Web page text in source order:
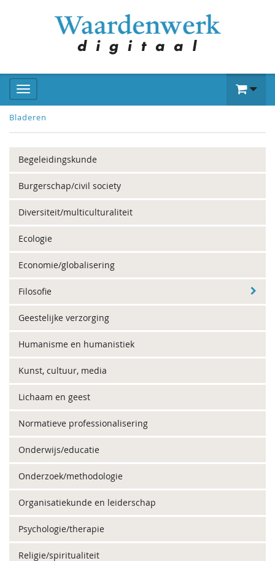
Bladeren
Begeleidingskunde
Burgerschap/civil society
Diversiteit/multiculturaliteit
Ecologie
Economie/globalisering
Filosofie
Geestelijke verzorging
Humanisme en humanistiek
Kunst, cultuur, media
Lichaam en geest
Normatieve professionalisering
Onderwijs/educatie
Onderzoek/methodologie
Organisatiekunde en leiderschap
Psychologie/therapie
Religie/spiritualiteit